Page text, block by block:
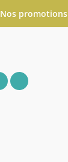
Nos promotions